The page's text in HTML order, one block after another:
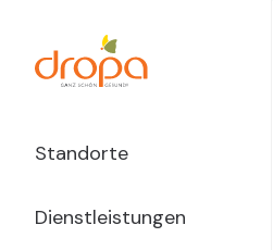
Inhalt
Main
Navigation
Standorte
Dienstleistungen